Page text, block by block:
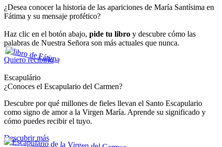
¿Desea conocer la historia de las apariciones de María Santísima en
Fátima y su mensaje profético?
Haz clic en el botón abajo, pide tu libro y descubre cómo las
palabras de Nuestra Señora son más actuales que nunca.
Quiero recibirlo
Escapulário
¿Conoces el Escapulario del Carmen?
Descubre por qué millones de fieles llevan el Santo Escapulario
como signo de amor a la Virgen María. Aprende su significado y
cómo puedes recibir el tuyo.
Descubrir más